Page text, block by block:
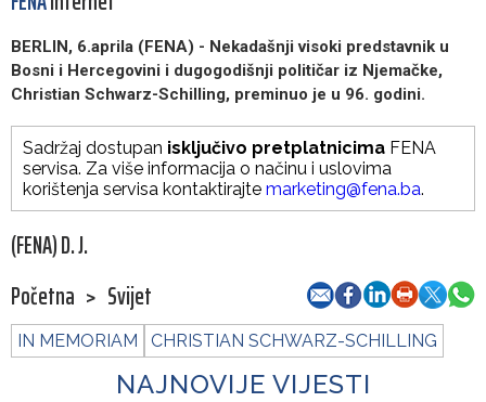
BERLIN, 6.aprila (FENA) - Nekadašnji visoki predstavnik u
Bosni i Hercegovini i dugogodišnji političar iz Njemačke,
Christian Schwarz-Schilling, preminuo je u 96. godini.
Sadržaj dostupan isključivo pretplatnicima FENA
servisa. Za više informacija o načinu i uslovima
korištenja servisa kontaktirajte marketing@fena.ba.
(FENA) D. J.
Početna > Svijet
IN MEMORIAM CHRISTIAN SCHWARZ-SCHILLING
NAJNOVIJE VIJESTI